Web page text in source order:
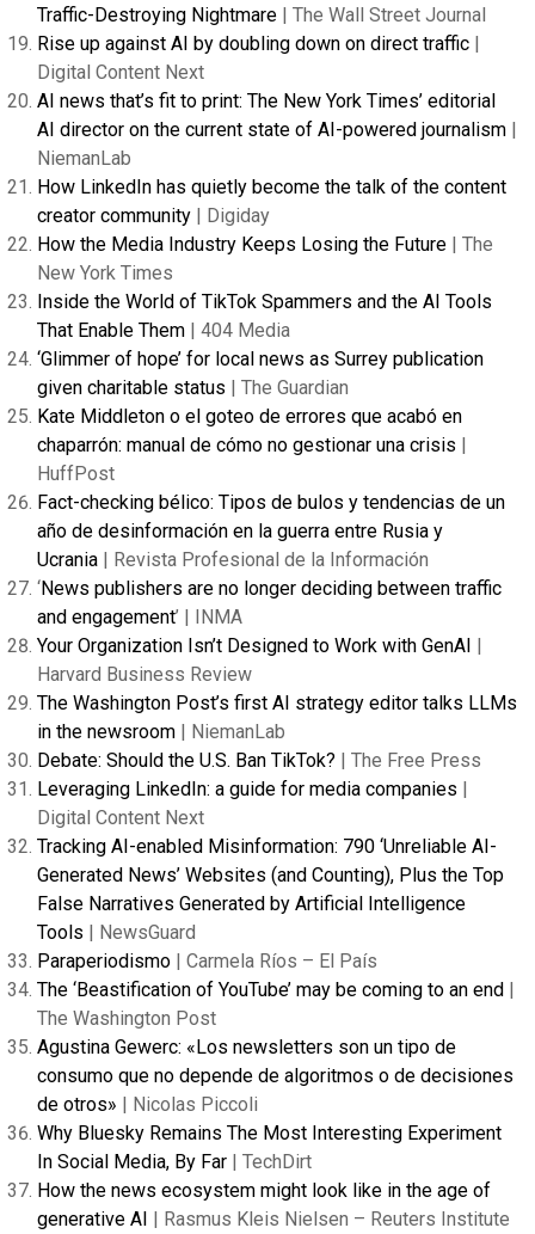
Traffic-Destroying Nightmare | The Wall Street Journal
Rise up against AI by doubling down on direct traffic
Digital Content Next
AI news that’s fit to print: The New York Times’ editorial
AI director on the current state of AI-powered journalism
NiemanLab
How LinkedIn has quietly become the talk of the content
creator community | Digiday
How the Media Industry Keeps Losing the Future | The
New York Times
Inside the World of TikTok Spammers and the AI Tools
That Enable Them | 404 Media
‘Glimmer of hope’ for local news as Surrey publication
given charitable status | The Guardian
Kate Middleton o el goteo de errores que acabó en
chaparrón: manual de cómo no gestionar una crisis
HuffPost
Fact-checking bélico: Tipos de bulos y tendencias de un
año de desinformación en la guerra entre Rusia y
Ucrania | Revista Profesional de la Información
‘News publishers are no longer deciding between traffic
and engagement’ | INMA
Your Organization Isn’t Designed to Work with GenAI
Harvard Business Review
The Washington Post’s first AI strategy editor talks LLMs
in the newsroom | NiemanLab
Debate: Should the U.S. Ban TikTok? | The Free Press
Leveraging LinkedIn: a guide for media companies
Digital Content Next
Tracking AI-enabled Misinformation: 790 ‘Unreliable AI-
Generated News’ Websites (and Counting), Plus the Top
False Narratives Generated by Artificial Intelligence
Tools | NewsGuard
Paraperiodismo | Carmela Ríos – El País
The ‘Beastification of YouTube’ may be coming to an end
The Washington Post
Agustina Gewerc: «Los newsletters son un tipo de
consumo que no depende de algoritmos o de decisiones
de otros» | Nicolas Piccoli
Why Bluesky Remains The Most Interesting Experiment
In Social Media, By Far | TechDirt
How the news ecosystem might look like in the age of
generative AI
| Rasmus Kleis Nielsen – Reuters Institute